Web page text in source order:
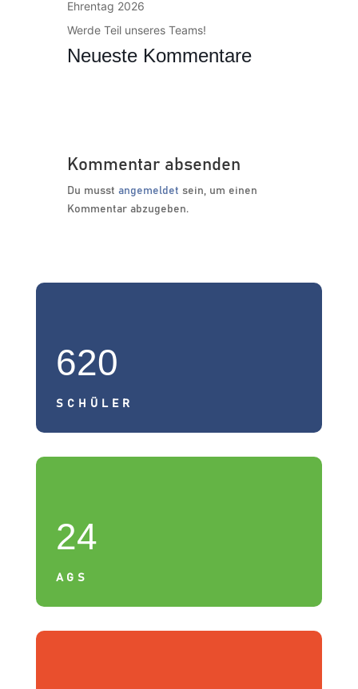
Ehrentag 2026
Werde Teil unseres Teams!
Neueste Kommentare
Kommentar absenden
Du musst angemeldet sein, um einen
Kommentar abzugeben.
620
SCHÜLER
24
AGS